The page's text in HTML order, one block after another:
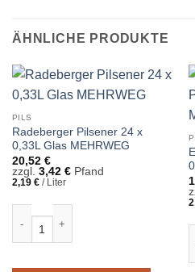
ÄHNLICHE PRODUKTE
PILS
Radeberger Pilsener 24 x
0,33L Glas MEHRWEG
20,52 €
zzgl. 3,42 €Pfand
2,19 €/ Liter
Radeberger Pilsener 24 x 0,33L Glas